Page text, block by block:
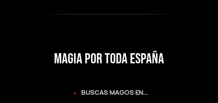
MAGIA POR TODA ESPAÑA
BUSCAS MAGOS EN...